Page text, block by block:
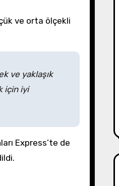
ve orta ölçekli
ve yaklaşık
için iyi
Express’te de